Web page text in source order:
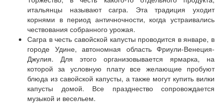
итальянцы называют сагра. Эта традиция уходит
корнями в период античночности, когда устраивались
чествования собранного урожая.
Сагра в честь савойской капусты проводится в январе, в
городе Удине, автономная область Фриули-Венеция-
Джулия. Для этого организовывается ярмарка, на
которой за условную плату все желающие пробуют
блюда из савойской капусты, а также могут купить вилки
капусты домой. Все празднество сопровождается
музыкой и весельем.